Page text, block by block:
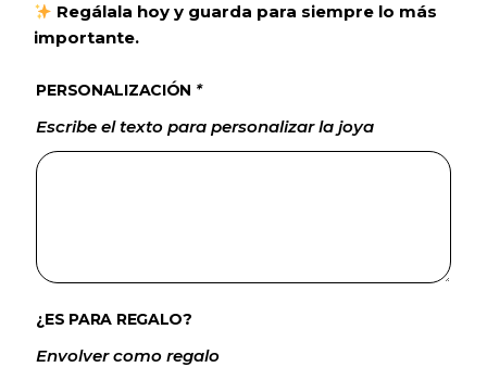
Regálala hoy y guarda para siempre lo más
importante.
PERSONALIZACIÓN *
Escribe el texto para personalizar la joya
¿ES PARA REGALO?
Envolver como regalo